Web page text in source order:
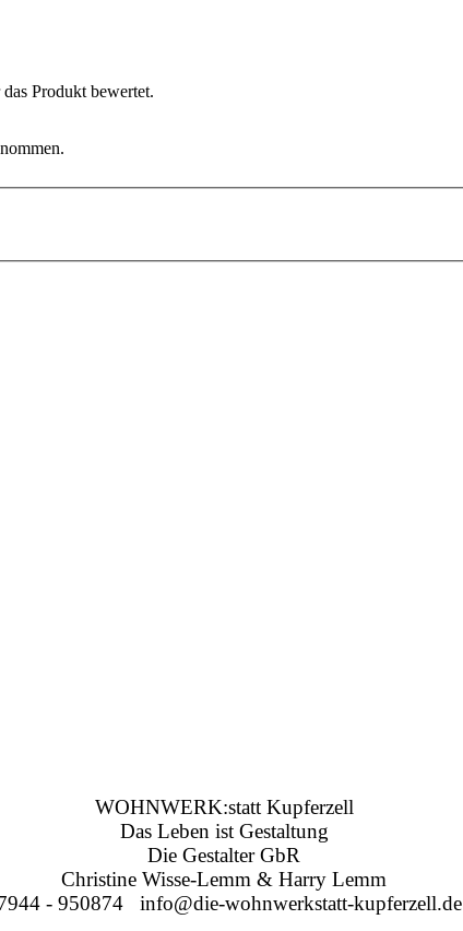
Produkt bewertet.
WOHNWERK:statt Kupferzell
Das Leben ist Gestaltung
Die Gestalter GbR
Christine Wisse-Lemm & Harry Lemm
- 950874 info@die-wohnwerkstatt-kupferzell.de